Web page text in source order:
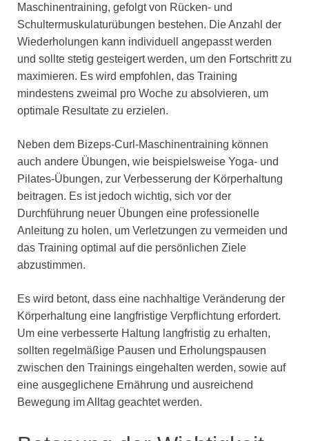
Maschinentraining, gefolgt von Rücken- und
Schultermuskulaturübungen bestehen. Die Anzahl der
Wiederholungen kann individuell angepasst werden
und sollte stetig gesteigert werden, um den Fortschritt zu
maximieren. Es wird empfohlen, das Training
mindestens zweimal pro Woche zu absolvieren, um
optimale Resultate zu erzielen.
Neben dem Bizeps-Curl-Maschinentraining können
auch andere Übungen, wie beispielsweise Yoga- und
Pilates-Übungen, zur Verbesserung der Körperhaltung
beitragen. Es ist jedoch wichtig, sich vor der
Durchführung neuer Übungen eine professionelle
Anleitung zu holen, um Verletzungen zu vermeiden und
das Training optimal auf die persönlichen Ziele
abzustimmen.
Es wird betont, dass eine nachhaltige Veränderung der
Körperhaltung eine langfristige Verpflichtung erfordert.
Um eine verbesserte Haltung langfristig zu erhalten,
sollten regelmäßige Pausen und Erholungspausen
zwischen den Trainings eingehalten werden, sowie auf
eine ausgeglichene Ernährung und ausreichend
Bewegung im Alltag geachtet werden.